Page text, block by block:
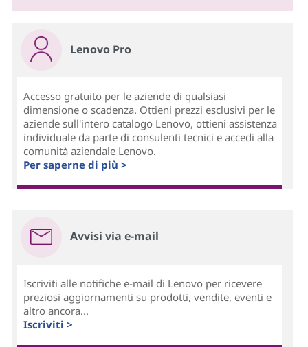
Lenovo Pro
Accesso gratuito per le aziende di qualsiasi
dimensione o scadenza. Ottieni prezzi esclusivi per le
aziende sull'intero catalogo Lenovo, ottieni assistenza
individuale da parte di consulenti tecnici e accedi alla
comunità aziendale Lenovo.
Per saperne di più >
Avvisi via e-mail
Iscriviti alle notifiche e-mail di Lenovo per ricevere
preziosi aggiornamenti su prodotti, vendite, eventi e
altro ancora...
Iscriviti >